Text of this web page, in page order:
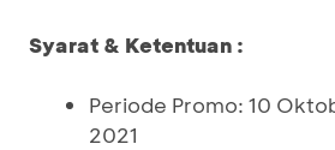
Syarat & Ketentuan :
Periode Promo: 10
2021